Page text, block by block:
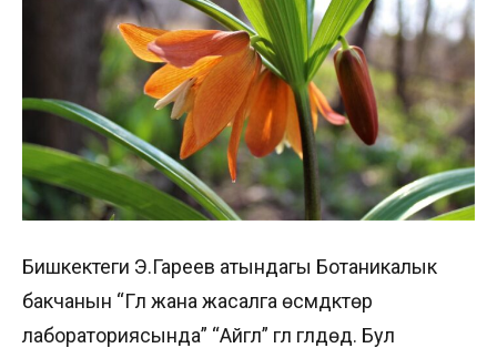
Бишкектеги Э.Гареев атындагы Ботаникалык
бакчанын “Гүл жана жасалга өсүмдүктөр
лабораториясында” “Айгүл” гүлү гүлдөдү. Бул